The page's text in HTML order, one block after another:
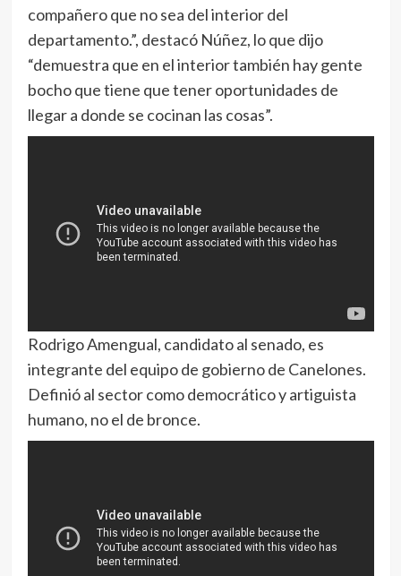
compañero que no sea del interior del
departamento.”, destacó Núñez, lo que dijo
“demuestra que en el interior también hay gente
bocho que tiene que tener oportunidades de
llegar a donde se cocinan las cosas”.
Rodrigo Amengual, candidato al senado, es
integrante del equipo de gobierno de Canelones.
Definió al sector como democrático y artiguista
humano, no el de bronce.